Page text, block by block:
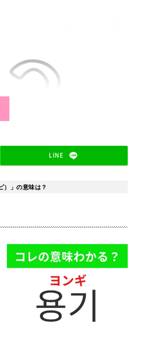
LINE
）」の意味は？